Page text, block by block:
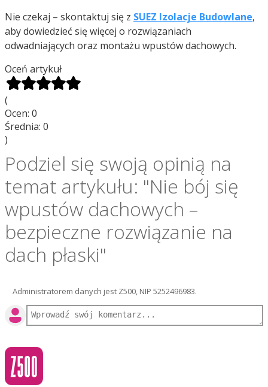
Nie czekaj – skontaktuj się z SUEZ Izolacje Budowlane,
aby dowiedzieć się więcej o rozwiązaniach
odwadniających oraz montażu wpustów dachowych.
Oceń artykuł
(
Ocen: 0
Średnia: 0
)
Podziel się swoją opinią na
temat artykułu: "Nie bój się
wpustów dachowych –
bezpieczne rozwiązanie na
dach płaski"
Administratorem danych jest Z500, NIP 5252496983.